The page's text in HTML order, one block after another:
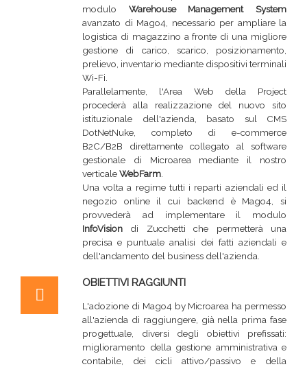
modulo Warehouse Management System
avanzato di Mago4, necessario per ampliare la
logistica di magazzino a fronte di una migliore
gestione di carico, scarico, posizionamento,
prelievo, inventario mediante dispositivi terminali
Wi-Fi.
Parallelamente, l'Area Web della Project
procederà alla realizzazione del nuovo sito
istituzionale dell'azienda, basato sul CMS
DotNetNuke, completo di e-commerce
B2C/B2B direttamente collegato al software
gestionale di Microarea mediante il nostro
verticaleWebFarm
Una volta a regime tutti i reparti aziendali ed il
negozio online il cui backend è Mago4, si
provvederà ad implementare il modulo
InfoVision di Zucchetti che permetterà una
precisa e puntuale analisi dei fatti aziendali e
dell'andamento del business dell'azienda.
OBIETTIVI RAGGIUNTI
L'adozione di Mago4 by Microarea ha permesso
all'azienda di raggiungere, già nella prima fase
progettuale, diversi degli obiettivi prefissati:
miglioramento della gestione amministrativa e
contabile, dei cicli attivo/passivo e della